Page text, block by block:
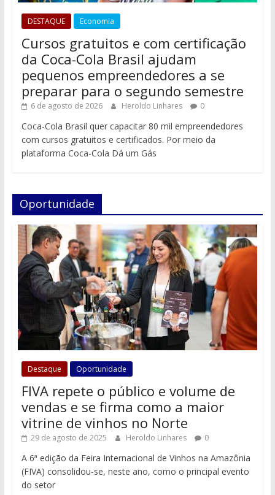
DESTAQUE Economia
Cursos gratuitos e com certificação
da Coca-Cola Brasil ajudam
pequenos empreendedores a se
preparar para o segundo semestre
6 de agosto de 2026 Heroldo Linhares 0
Coca-Cola Brasil quer capacitar 80 mil empreendedores
com cursos gratuitos e certificados. Por meio da
plataforma Coca-Cola Dá um Gás
Oportunidade
Destaque Oportunidade
FIVA repete o público e volume de
vendas e se firma como a maior
vitrine de vinhos no Norte
29 de agosto de 2025 Heroldo Linhares 0
A 6ª edição da Feira Internacional de Vinhos na Amazônia
(FIVA) consolidou-se, neste ano, como o principal evento
do setor